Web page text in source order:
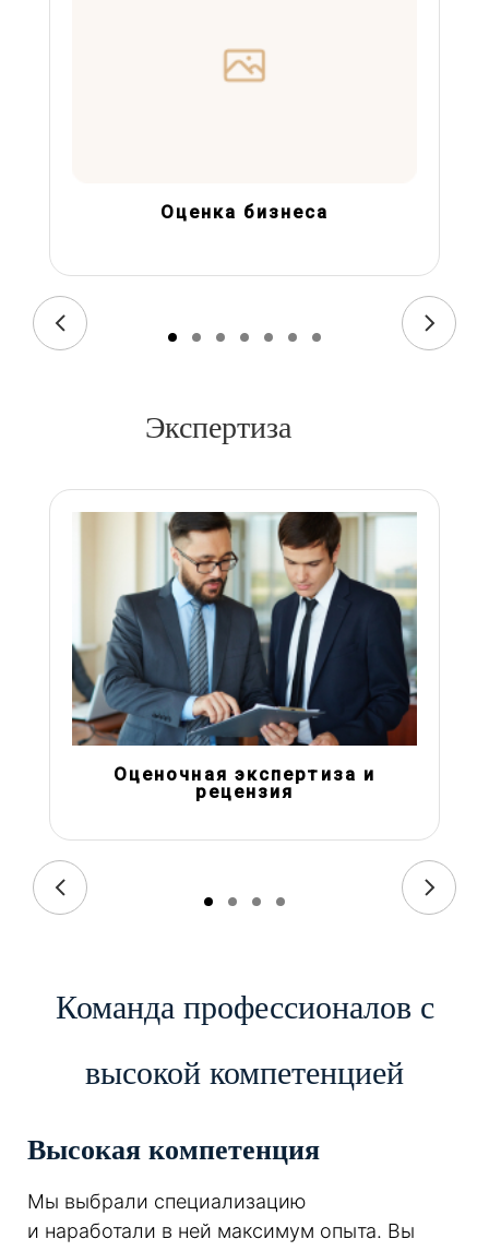
Оценка бизнеса
Экспертиза
Оценочная экспертиза и
рецензия
Команда профессионалов с
высокой компетенцией
Высокая компетенция
Мы выбрали специализацию
и наработали в ней максимум опыта. Вы